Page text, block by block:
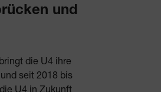
und
die U4 ihre
seit 2018 bis
U4 in Zukunft